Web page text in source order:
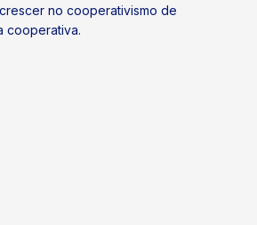
no cooperativismo de
cooperativa.